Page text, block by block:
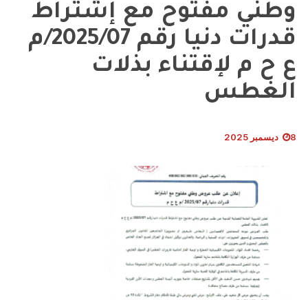
وطني مفتوح مع إشتراط
قدرات دنيا رقم 2025/07/م
ع ح م لإقتناء بذلات
الغطس
8 ديسمبر 2025